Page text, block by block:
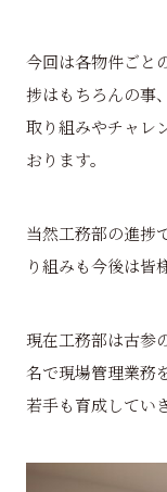
今回は各物件ごと
捗はもちろんの事
取り組みやチャレ
おります。
当然工務部の進捗
り組みも今後は皆
現在工務部は古参
名で現場管理業務
若手も育成してい